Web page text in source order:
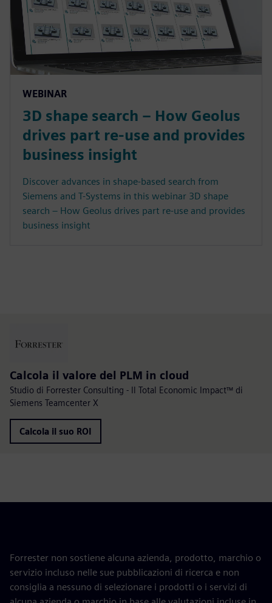
WEBINAR
3D shape search – How Geolus
drives part re-use and provides
business insight
Discover advances in shape-based search from
Siemens and T-Systems in this webinar 3D shape
search – How Geolus drives part re-use and provides
business insight
Calcola il valore del PLM in cloud
Studio di Forrester Consulting - Il Total Economic Impact™ di
Siemens Teamcenter X
Calcola il suo ROI
Forrester non sostiene alcuna azienda, prodotto, marchio o
servizio incluso nelle sue pubblicazioni di ricerca e non
consiglia a nessuno di selezionare i prodotti o i servizi di